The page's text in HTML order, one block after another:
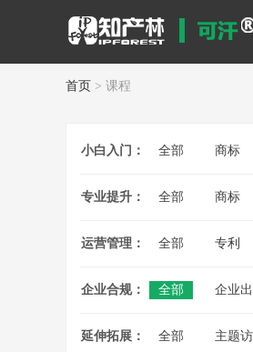
首页 > 课程
小白入门： 全部 商标
专业提升： 全部 商标
运营管理： 全部 专利
企业合规： 全部 企业
延伸拓展： 全部 主题